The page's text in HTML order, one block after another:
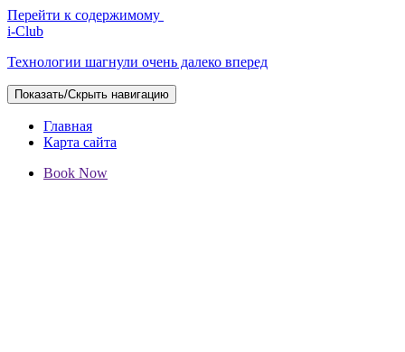
Перейти к содержимому
i-Club
Технологии шагнули очень далеко вперед
Показать/Скрыть навигацию
Главная
Карта сайта
Book Now